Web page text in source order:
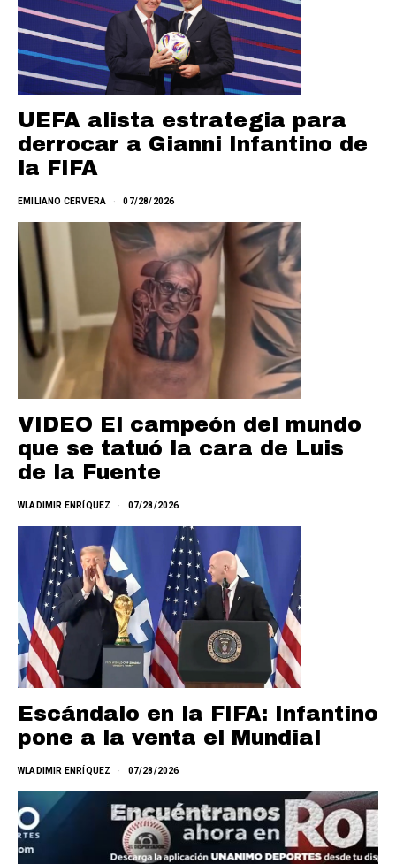
UEFA alista estrategia para
derrocar a Gianni Infantino de
la FIFA
EMILIANO CERVERA 07/28/2026
VIDEO El campeón del mundo
que se tatuó la cara de Luis
de la Fuente
WLADIMIR ENRÍQUEZ 07/28/2026
Escándalo en la FIFA: Infantino
pone a la venta el Mundial
WLADIMIR ENRÍQUEZ 07/28/2026